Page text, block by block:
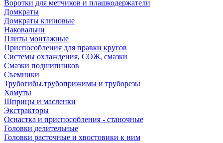
Воротки для метчиков и плашкодержатели
Домкраты
Домкраты клиновые
Наковальни
Плиты монтажные
Приспособления для правки кругов
Системы охлаждения, СОЖ, смазки
Смазки подшипников
Съемники
Трубогибы,трубоприжимы и труборезы
Хомуты
Шприцы и масленки
Экстракторы
Оснастка и приспособления - станочные
Головки делительные
Головки расточные и хвостовики к ним